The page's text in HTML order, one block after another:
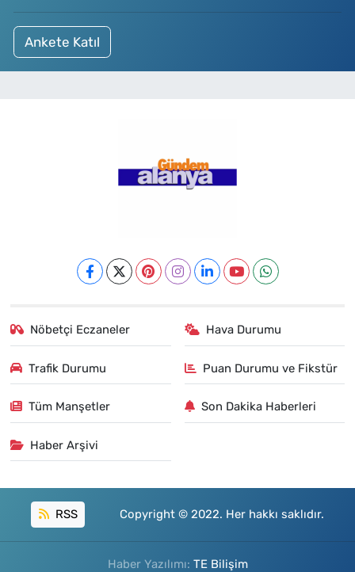
Ankete Katıl
Nöbetçi Eczaneler Hava Durumu
Trafik Durumu Puan Durumu ve Fikstür
Tüm Manşetler Son Dakika Haberleri
Haber Arşivi
RSS Copyright © 2022. Her hakkı saklıdır.
Haber Yazılımı: TE Bilişim